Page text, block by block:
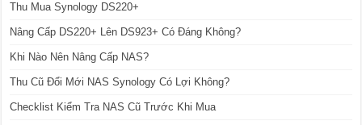
Thu Mua Synology DS220+
Nâng Cấp DS220+ Lên DS923+ Có Đáng Không?
Khi Nào Nên Nâng Cấp NAS?
Thu Cũ Đổi Mới NAS Synology Có Lợi Không?
Checklist Kiểm Tra NAS Cũ Trước Khi Mua